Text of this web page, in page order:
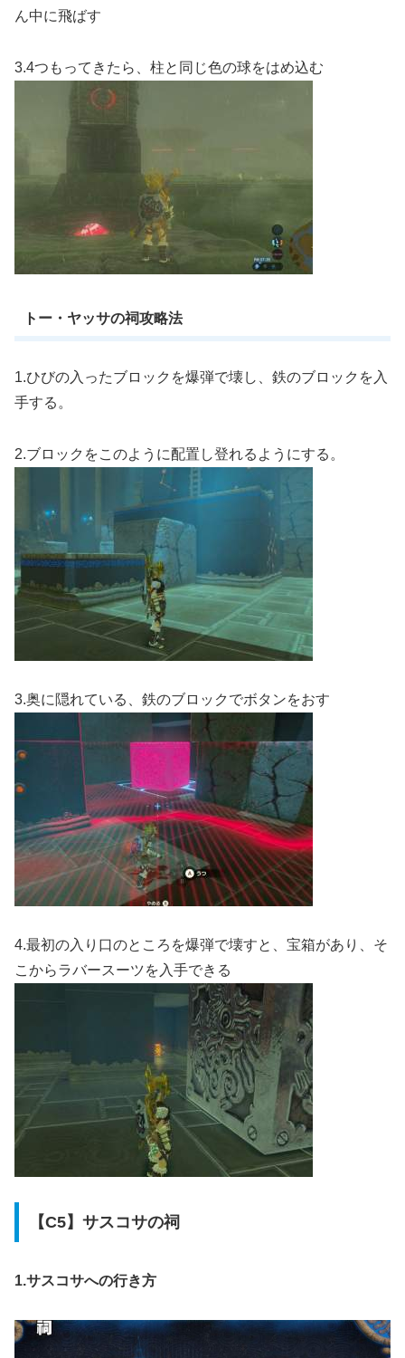
ん中に飛ばす
3.4つもってきたら、柱と同じ色の球をはめ込む
トー・ヤッサの祠攻略法
1.ひびの入ったブロックを爆弾で壊し、鉄のブロックを入
手する。
2.ブロックをこのように配置し登れるようにする。
3.奥に隠れている、鉄のブロックでボタンをおす
4.最初の入り口のところを爆弾で壊すと、宝箱があり、そ
こからラバースーツを入手できる
【C5】サスコサの祠
1.サスコサへの行き方